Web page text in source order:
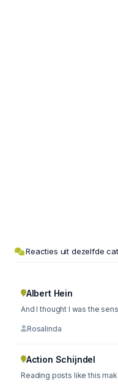
Reacties uit dezelfde
Albert Hein
And I thought I was the
Rosalinda
Action Schijndel
Reading posts like this